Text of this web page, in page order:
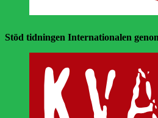
Stöd tidningen Internationalen